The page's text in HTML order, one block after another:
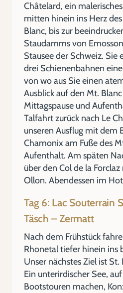
Châtelard, ein
mitten hinein ins Herz
Blanc, bis zur
Staudamms von
Stausee der Schweiz.
drei Schienenbahnen
von wo aus Sie einen
Ausblick auf den Mt.
Mittagspause und
Talfahrt zurück nach Le
unseren Ausflug mit dem
Chamonix am Fuße des
Aufenthalt. Am späten
über den Col de la
Ollon. Abendessen im
Tag 6: Lac Souterrain
Täsch – Zermatt
Nach dem Frühstück
Rhonetal tiefer hinein ins
Unser nächstes Ziel ist
Ein unterirdischer See,
Bootstouren machen,